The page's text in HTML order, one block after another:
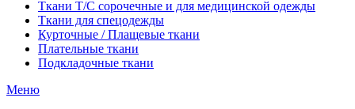
Ткани Т/С сорочечные и для медицинской одежды
Ткани для спецодежды
Курточные / Плащевые ткани
Плательные ткани
Подкладочные ткани
Меню